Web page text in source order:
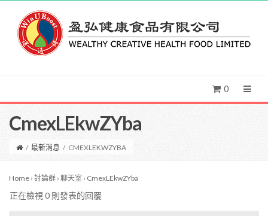
0
CmexLEkwZYba
/ 最新消息 / CMEXLEKWZYBA
Home › 討論群 › 聊天室 › CmexLEkwZYba
正在檢視 0 則發表的回覆